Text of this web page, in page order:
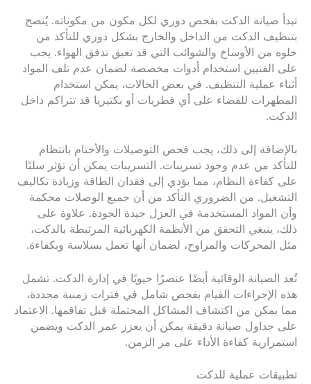
تبدأ صيانة الدكت بفحص دوري لكل مكون من مكوناته. يُنصح
بتنظيف الدكت من الداخل والخارج بشكل دوري للتأكد من
خلوه من الأوساخ والشوائب التي قد تعيق تدفق الهواء. يجب
على الفنيين استخدام أدوات مخصصة لضمان عدم تلف المواد
أثناء عملية التنظيف. في بعض الحالات، يمكن استخدام
المطهرات للقضاء على أي فطريات أو بكتيريا قد تتراكم داخل
الدكت.
بالإضافة إلى ذلك، يجب فحص التوصيلات والأختام بانتظام
للتأكد من عدم وجود تسريبات. التسريبات يمكن أن تؤثر سلبًا
على كفاءة النظام، مما يؤدي إلى فقدان الطاقة وزيادة تكاليف
التشغيل. من الضروري التأكد من أن جميع الوصلات محكمة
وأن المواد المستخدمة في العزل جيدة الجودة. علاوة على
ذلك، ينبغي التحقق من الأنظمة الكهربائية المرتبطة بالدكت،
مثل المحركات والمراوح، لضمان أنها تعمل بسلاسة وبكفاءة.
تُعد الصيانة الوقائية أيضًا عنصرًا حيويًا في إدارة الدكت. تشمل
هذه الإجراءات القيام بفحص شامل في فترات زمنية محددة،
مما يمكن من اكتشاف المشاكل المحتملة قبل تفاقمها. الاعتماد
على جداول صيانة دقيقة يمكن أن يعزز عمر الدكت ويضمن
استمرارية كفاءة الأداء على مر الزمن.
تطبيقات عملية للدكت